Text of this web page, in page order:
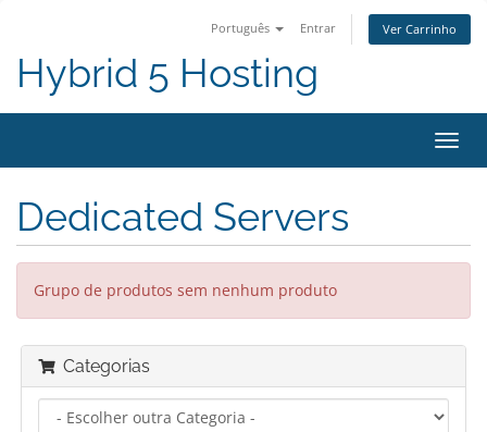
Português Entrar Ver Carrinho
Hybrid 5 Hosting
Dedicated Servers
Grupo de produtos sem nenhum produto
Categorias